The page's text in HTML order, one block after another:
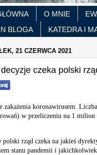
O MNIE
BLOGA
KATEDRA I
21 CZERWCA 2021
czeka polski
zakażenia koronawirusem. Liczba
w przeliczeniu na 1
polski rząd czeka na jakieś
stanu pandemii i